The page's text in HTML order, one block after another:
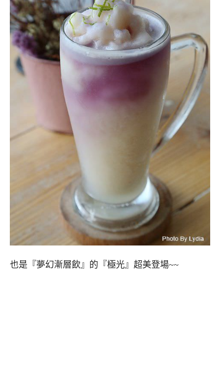
也是『夢幻漸層飲』的『極光』超美登場~~